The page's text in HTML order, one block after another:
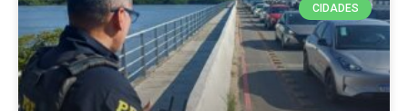
CIDADES